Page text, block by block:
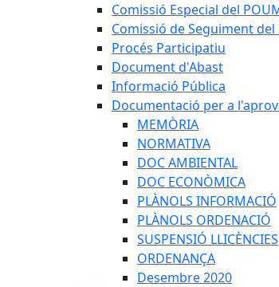
Comissió Especial del
Comissió de Seguiment del
Procés Participatiu
Document d'Abast
Informació Pública
Documentació per a
MEMÒRIA
NORMATIVA
DOC AMBIENTAL
DOC ECONÒMICA
PLÀNOLS INFORMACIÓ
PLÀNOLS ORDENACIÓ
SUSPENSIÓ LLICÈNCIES
ORDENANÇA
Desembre 2020